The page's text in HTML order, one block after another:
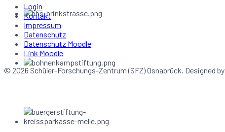
Login
Kontakt
Impressum
Datenschutz
Datenschutz Moodle
Link Moodle
© 2026 Schüler-Forschungs-Zentrum (SFZ) Osnabrück. Designed by